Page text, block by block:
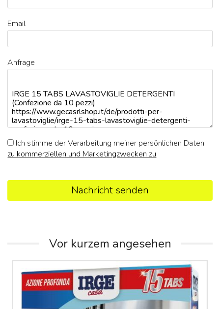
Email
Anfrage
Ich stimme der Verarbeitung meiner persönlichen Daten
zu kommerziellen und Marketingzwecken zu
Nachricht senden
Vor kurzem angesehen